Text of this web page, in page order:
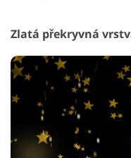
Zlatá překryvná